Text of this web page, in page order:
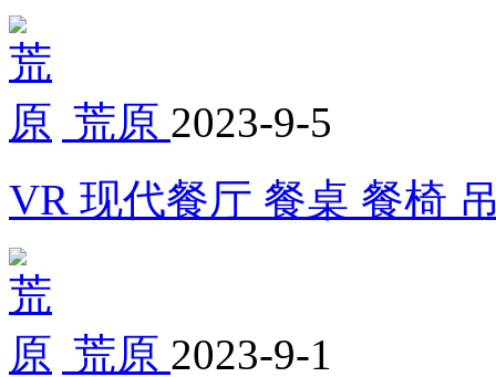
荒原 2023-9-5
VR 现代餐厅 餐桌 餐椅
荒原 2023-9-1